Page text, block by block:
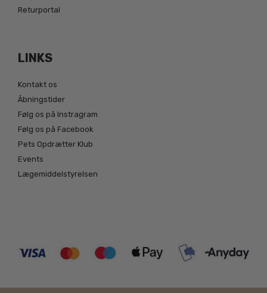
Returportal
LINKS
Kontakt os
Åbningstider
Følg os på Instragram
Følg os på Facebook
Pets Opdrætter Klub
Events
Lægemiddelstyrelsen